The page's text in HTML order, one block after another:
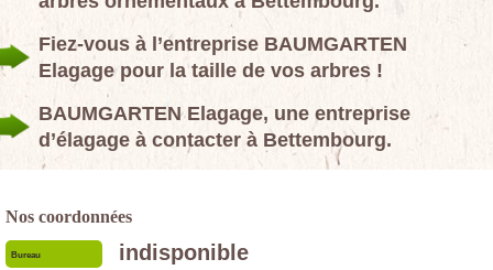
Fiez-vous à l’entreprise BAUMGARTEN
Elagage pour la taille de vos arbres !
BAUMGARTEN Elagage, une entreprise
d’élagage à contacter à Bettembourg.
Nos coordonnées
Bureau indisponible